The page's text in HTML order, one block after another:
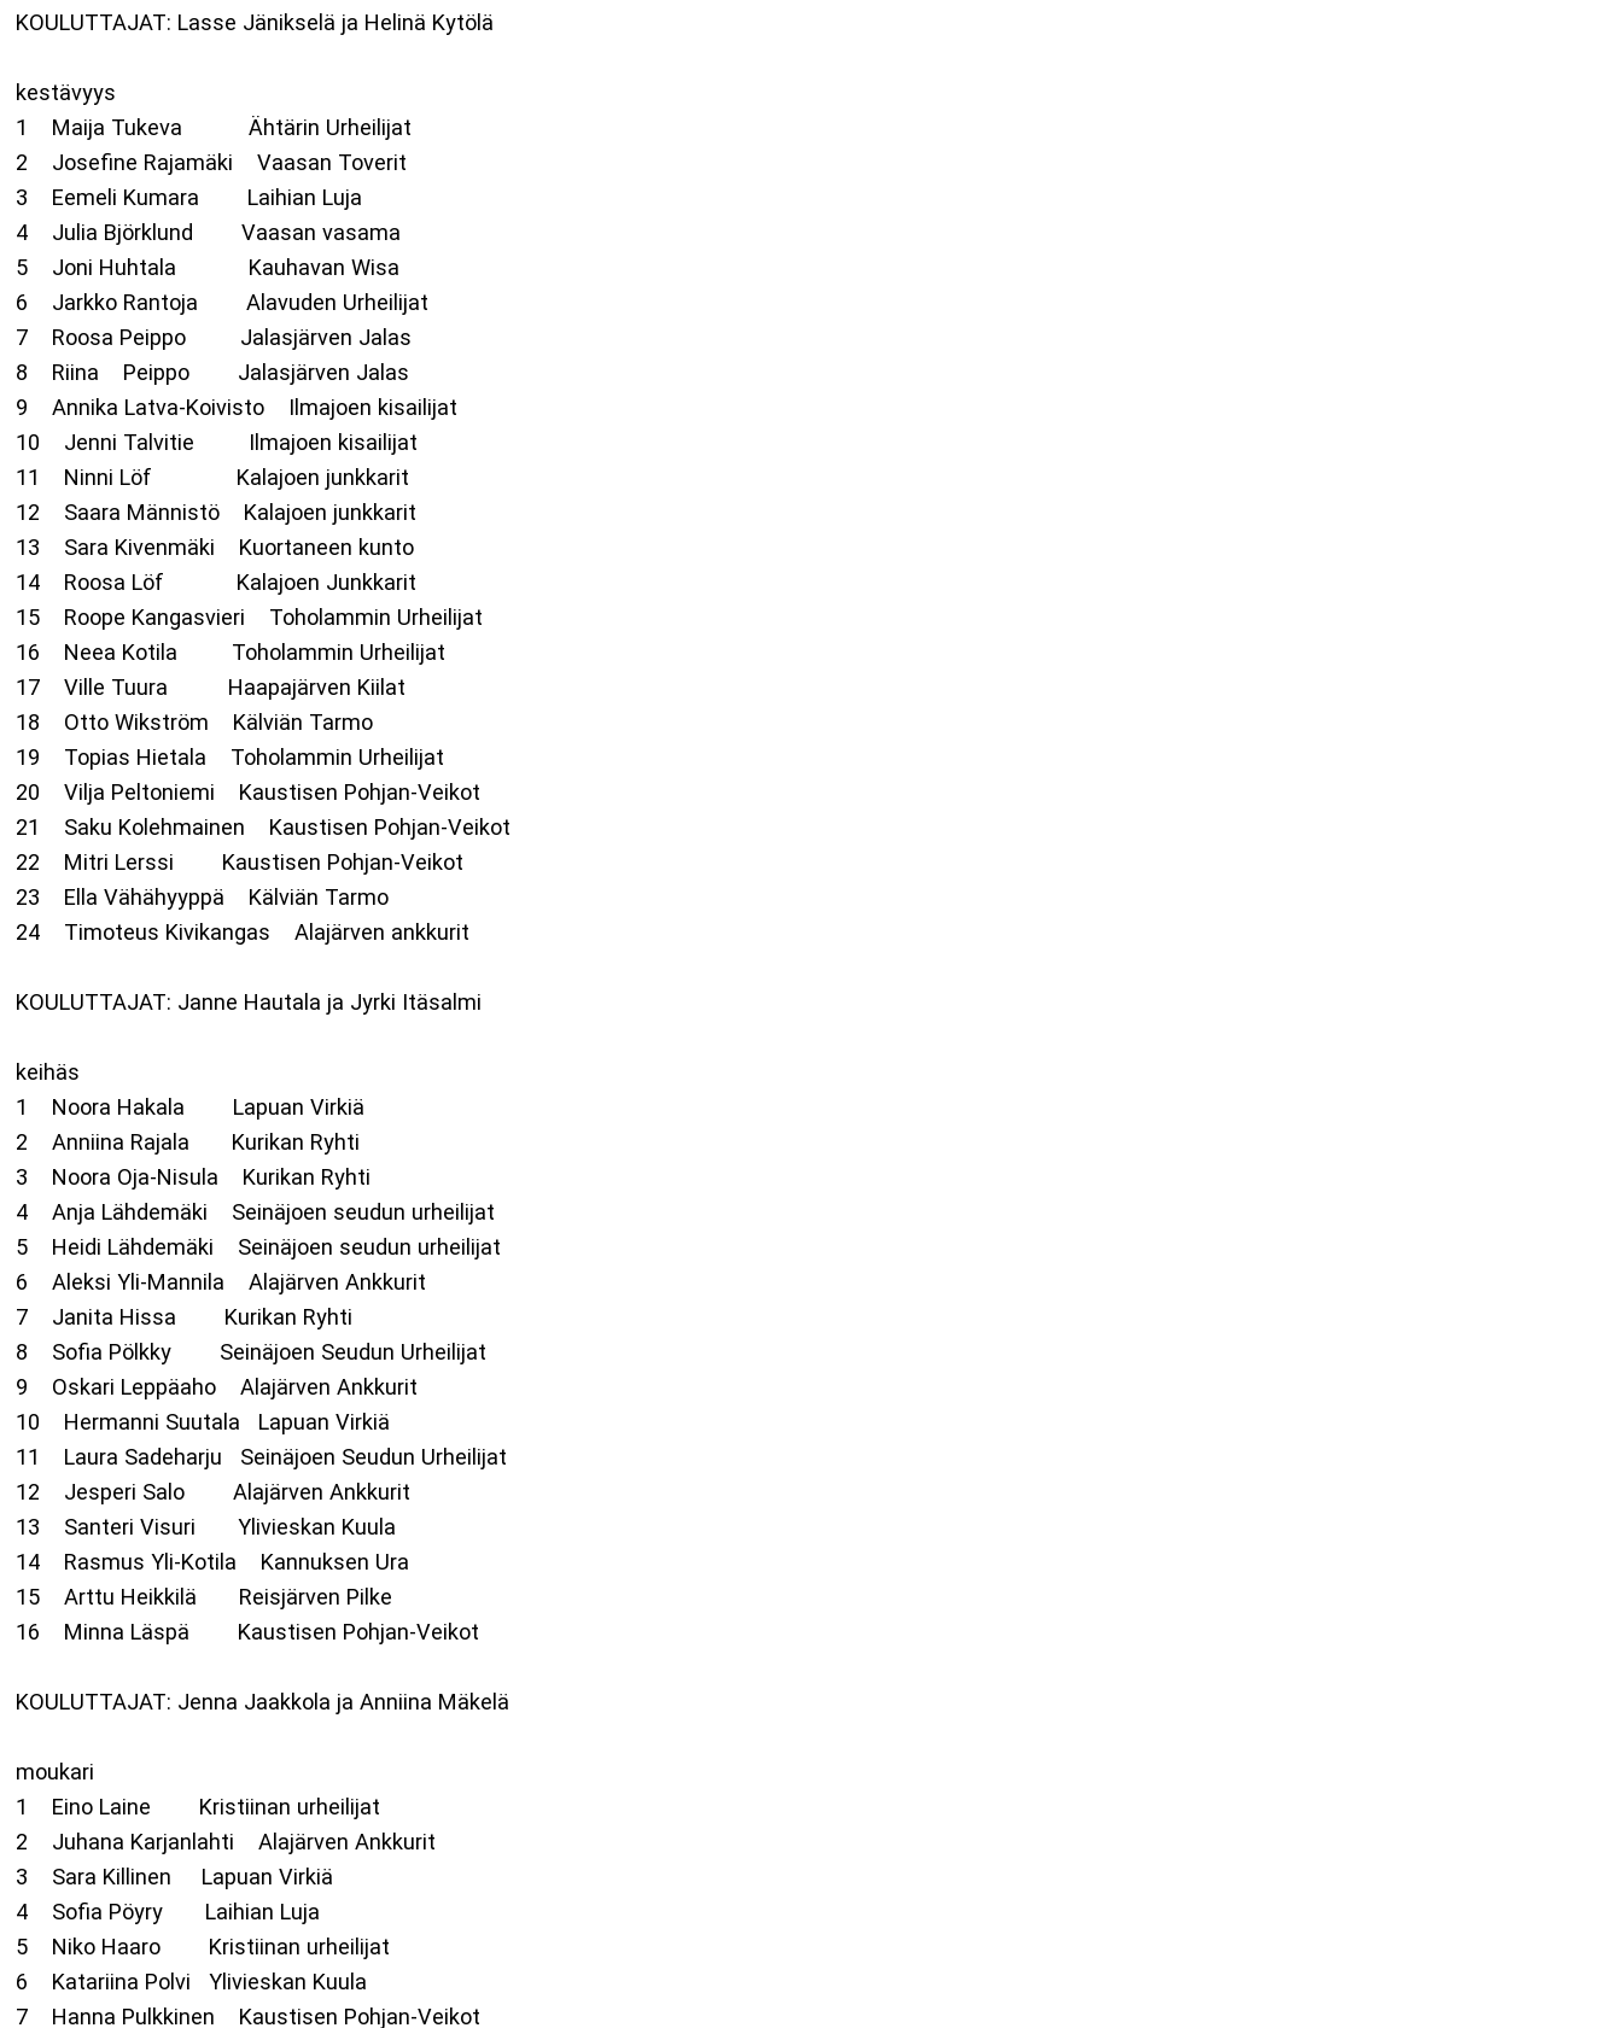
KOULUTTAJAT: Lasse Jänikselä ja Helinä Kytölä
kestävyys
1 Maija Tukeva Ähtärin Urheilijat
2 Josefine Rajamäki Vaasan Toverit
3 Eemeli Kumara Laihian Luja
4 Julia Björklund Vaasan vasama
5 Joni Huhtala Kauhavan Wisa
6 Jarkko Rantoja Alavuden Urheilijat
7 Roosa Peippo Jalasjärven Jalas
8 Riina Peippo Jalasjärven Jalas
9 Annika Latva-Koivisto Ilmajoen kisailijat
10 Jenni Talvitie Ilmajoen kisailijat
11 Ninni Löf Kalajoen junkkarit
12 Saara Männistö Kalajoen junkkarit
13 Sara Kivenmäki Kuortaneen kunto
14 Roosa Löf Kalajoen Junkkarit
15 Roope Kangasvieri Toholammin Urheilijat
16 Neea Kotila Toholammin Urheilijat
17 Ville Tuura Haapajärven Kiilat
18 Otto Wikström Kälviän Tarmo
19 Topias Hietala Toholammin Urheilijat
20 Vilja Peltoniemi Kaustisen Pohjan-Veikot
21 Saku Kolehmainen Kaustisen Pohjan-Veikot
22 Mitri Lerssi Kaustisen Pohjan-Veikot
23 Ella Vähähyyppä Kälviän Tarmo
24 Timoteus Kivikangas Alajärven ankkurit
KOULUTTAJAT: Janne Hautala ja Jyrki Itäsalmi
keihäs
1 Noora Hakala Lapuan Virkiä
2 Anniina Rajala Kurikan Ryhti
3 Noora Oja-Nisula Kurikan Ryhti
4 Anja Lähdemäki Seinäjoen seudun urheilijat
5 Heidi Lähdemäki Seinäjoen seudun urheilijat
6 Aleksi Yli-Mannila Alajärven Ankkurit
7 Janita Hissa Kurikan Ryhti
8 Sofia Pölkky Seinäjoen Seudun Urheilijat
9 Oskari Leppäaho Alajärven Ankkurit
10 Hermanni Suutala Lapuan Virkiä
11 Laura Sadeharju Seinäjoen Seudun Urheilijat
12 Jesperi Salo Alajärven Ankkurit
13 Santeri Visuri Ylivieskan Kuula
14 Rasmus Yli-Kotila Kannuksen Ura
15 Arttu Heikkilä Reisjärven Pilke
16 Minna Läspä Kaustisen Pohjan-Veikot
KOULUTTAJAT: Jenna Jaakkola ja Anniina Mäkelä
moukari
1 Eino Laine Kristiinan urheilijat
2 Juhana Karjanlahti Alajärven Ankkurit
3 Sara Killinen Lapuan Virkiä
4 Sofia Pöyry Laihian Luja
5 Niko Haaro Kristiinan urheilijat
6 Katariina Polvi Ylivieskan Kuula
7 Hanna Pulkkinen Kaustisen Pohjan-Veikot